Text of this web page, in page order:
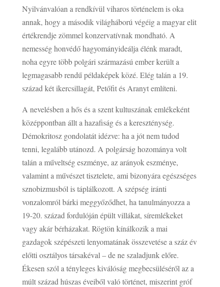
Nyilvánvalóan a rendkívül viharos történelem is oka
annak, hogy a második világháború végéig a magyar elit
értékrendje zömmel konzervatívnak mondható. A
nemesség honvédő hagyományideálja élénk maradt,
noha egyre több polgári származású ember került a
legmagasabb rendű példaképek közé. Elég talán a 19.
század két ikercsillagát, Petőfit és Aranyt említeni.
A nevelésben a hős és a szent kultuszának emlékeként
középpontban állt a hazafiság és a kereszténység.
Démokritosz gondolatát idézve: ha a jót nem tudod
tenni, legalább utánozd. A polgárság hozománya volt
talán a műveltség eszménye, az arányok eszménye,
valamint a művészet tisztelete, ami bizonyára egészséges
sznobizmusból is táplálkozott. A szépség iránti
vonzalomról bárki meggyőződhet, ha tanulmányozza a
19-20. század fordulóján épült villákat, síremlékeket
vagy akár bérházakat. Rögtön kínálkozik a mai
gazdagok szépészeti lenyomatának összevetése a száz év
előtti osztályos társakéval – de ne szaladjunk előre.
Ékesen szól a tényleges kiválóság megbecsüléséről az a
múlt század húszas éveiből való történet, miszerint gróf